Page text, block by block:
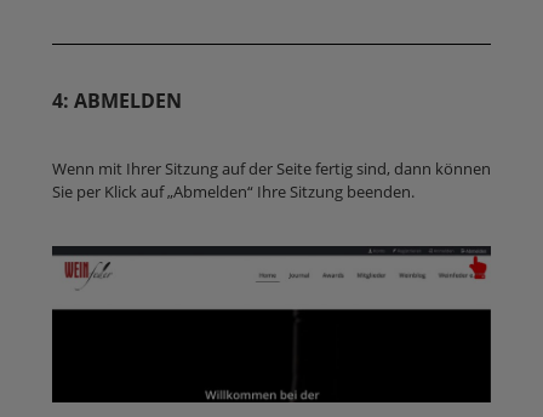
4: ABMELDEN
Wenn mit Ihrer Sitzung auf der Seite fertig sind, dann können
Sie per Klick auf „Abmelden“ Ihre Sitzung beenden.